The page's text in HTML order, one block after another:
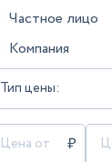
Частное лицо
Компания
Тип цены: